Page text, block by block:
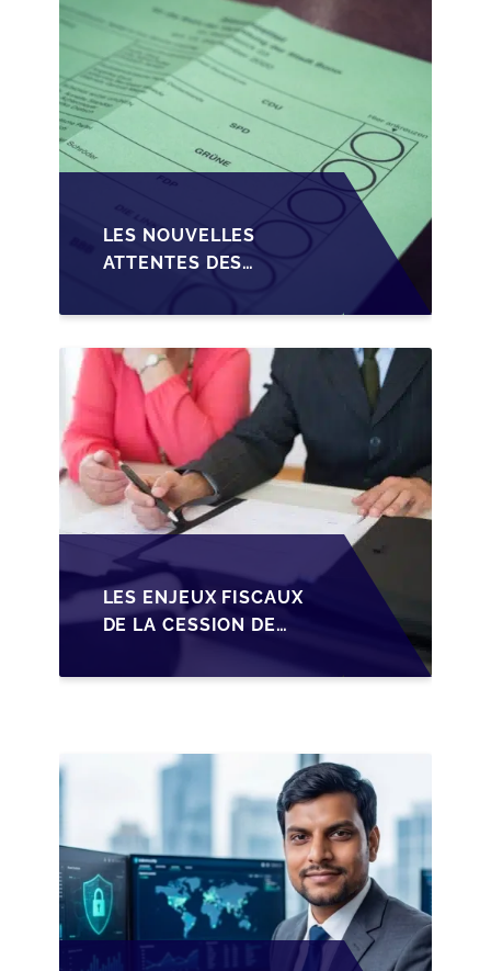
LES NOUVELLES
ATTENTES DES
TRANSMISSION DES
PME BELGES
LES ENJEUX FISCAUX
DE LA CESSION DE
LES DIRIGEANTS DE